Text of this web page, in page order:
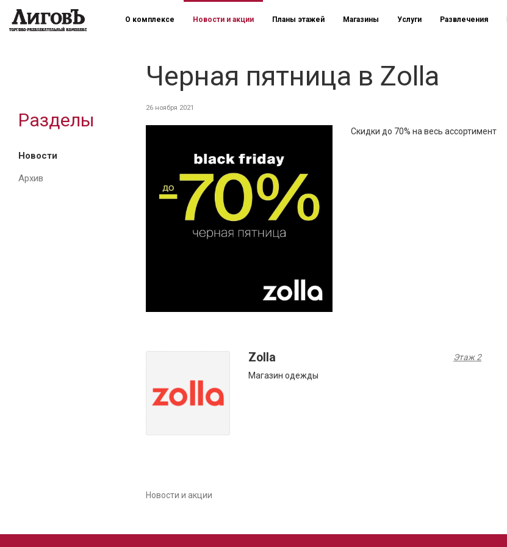
Разделы
Новости
Архив
О комплексе Новости и акции Планы этажей Магазины Услуги Развлечения
Черная пятница в Zolla
26 ноября 2021
Скидки до 70% на весь ассортимент
Zolla
Магазин одежды
Этаж 2
Новости и акции